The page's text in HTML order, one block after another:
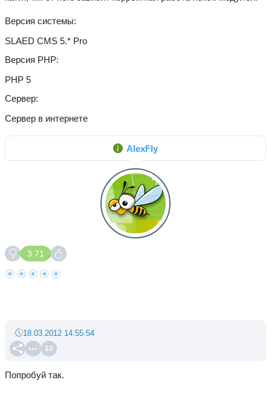
Версия системы
SLAED CMS 5.* Pro
Версия PHP
PHP 5
Сервер
Сервер в интернете
AlexFly
3.71
10
18.03.2012 14:55:54
Попробуй так.